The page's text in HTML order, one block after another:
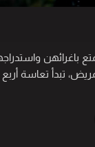
باغرائهن
تبدأ تعاسة